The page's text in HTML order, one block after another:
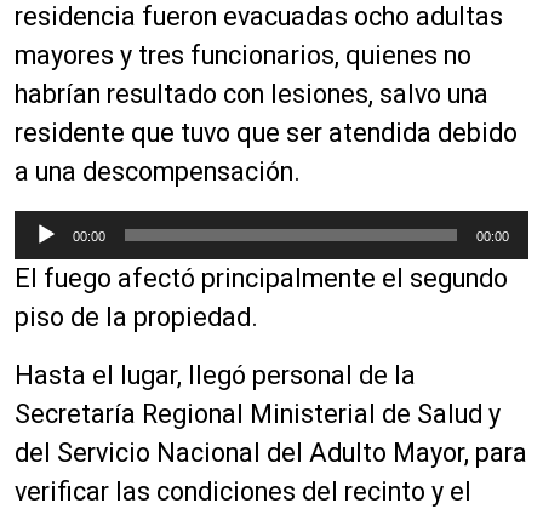
residencia fueron evacuadas ocho adultas
mayores y tres funcionarios, quienes no
habrían resultado con lesiones, salvo una
residente que tuvo que ser atendida debido
a una descompensación.
e
p
r
o
d
u
c
t
o
00:00 00:00
El fuego afectó principalmente el segundo
piso de la propiedad.
Hasta el lugar, llegó personal de la
Secretaría Regional Ministerial de Salud y
del Servicio Nacional del Adulto Mayor, para
verificar las condiciones del recinto y el